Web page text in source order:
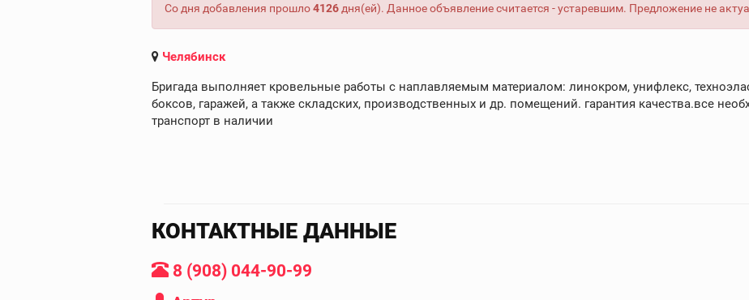
Со дня добавления прошло4126 дня(ей). Данное объявление считается - устаревшим. Предложение не
Челябинск
Бригада выполняет кровельные работы с наплавляемым материалом: линокром, унифлекс,
боксов, гаражей, а также складских, производственных и др. помещений. гарантия качества.все
транспорт в наличии
КОНТАКТНЫЕ ДАННЫЕ
8 (908) 044-90-99